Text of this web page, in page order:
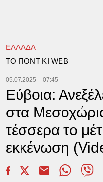
ΕΛΛΑΔΑ
TΟ ΠΟΝΤΙΚΙ WEB
05.07.2025 07:45
Εύβοια:
στα
τέσσερα το
εκκένωση